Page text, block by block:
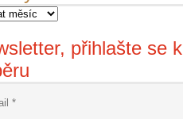
přihlašte se k